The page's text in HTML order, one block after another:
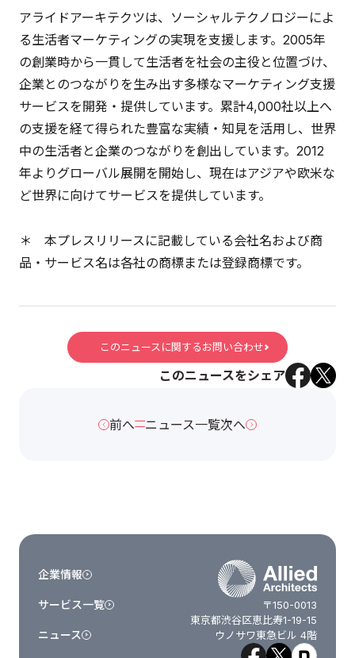
アライドアーキテクツは、ソーシャルテクノロジーによ
る生活者マーケティングの実現を支援します。2005年
の創業時から一貫して生活者を社会の主役と位置づけ、
企業とのつながりを生み出す多様なマーケティング支援
サービスを開発・提供しています。累計4,000社以上へ
の支援を経て得られた豊富な実績・知見を活用し、世界
中の生活者と企業のつながりを創出しています。2012
年よりグローバル展開を開始し、現在はアジアや欧米な
ど世界に向けてサービスを提供しています。
＊ 本プレスリリースに記載している会社名および商
品・サービス名は各社の商標または登録商標です。
このニュースに関するお問い合わせ
このニュースをシェア
前へ ニュース一覧次へ
〒150-0013
東京都渋谷区恵比寿1-19-15
ウノサワ東急ビル 4階
企業情報
サービス一覧
ニュース